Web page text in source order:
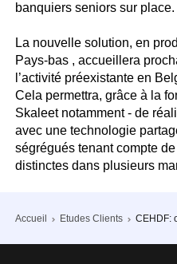
banquiers seniors sur place.
La nouvelle solution, en
Pays-bas , accueillera
l’activité préexistante en
Cela permettra, grâce à la
Skaleet notamment - de
avec une technologie
ségrégués tenant compte
distinctes dans plusieurs
Accueil Etudes Clients CEHDF: